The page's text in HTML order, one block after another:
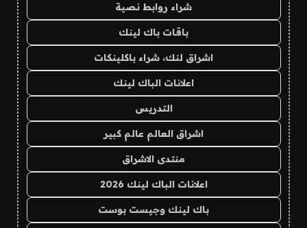
شراء روابط نصية
باقات باك لينك
اشراق لنك، شراء باكلينكات
اعلانات الباك لينك
التدريس
اشراق العالم عالم كبير
منتدى الاشراق
اعلانات الباك لينك 2026
باك لينك وجيست بوست